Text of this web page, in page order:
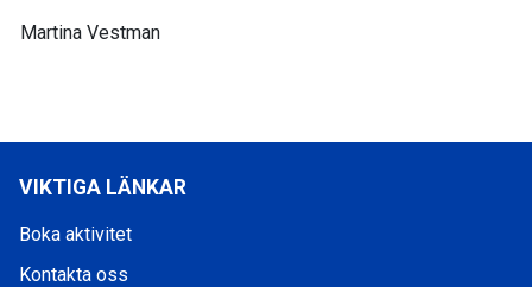
Martina Vestman
VIKTIGA LÄNKAR
Boka aktivitet
Kontakta oss